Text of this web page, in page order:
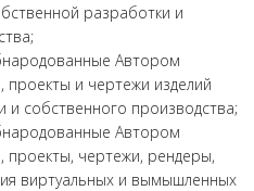
разработки и
Автором
проекты и чертежи изделий
и собственного производства;
Автором
проекты, чертежи, рендеры,
виртуальных и вымышленных